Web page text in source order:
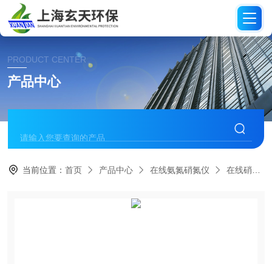
PRODUCT CENTER
产品中心
当前位置：首页 产品中心 在线氨氮硝氮仪 在线硝氮分析仪